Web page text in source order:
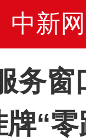
中新网
务窗
牌“零